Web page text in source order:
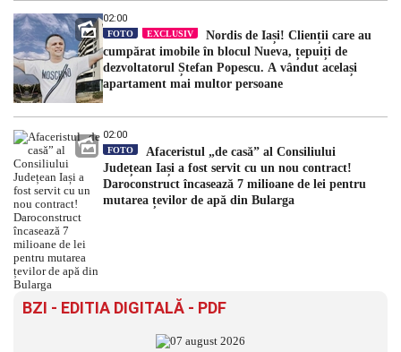
02:00
FOTO EXCLUSIV
Nordis de Iași! Clienții care au
cumpărat imobile în blocul Nueva, țepuiți de
dezvoltatorul Ștefan Popescu. A vândut același
apartament mai multor persoane
02:00
FOTO
Afaceristul „de casă” al Consiliului
Județean Iași a fost servit cu un nou contract!
Daroconstruct încasează 7 milioane de lei pentru
mutarea țevilor de apă din Bularga
BZI - EDITIA DIGITALĂ - PDF